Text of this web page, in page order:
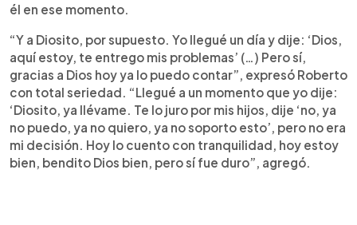
él en ese momento.
“Y a Diosito, por supuesto. Yo llegué un día y dije: ‘Dios,
aquí estoy, te entrego mis problemas’ (…) Pero sí,
gracias a Dios hoy ya lo puedo contar”, expresó Roberto
con total seriedad. “Llegué a un momento que yo dije:
‘Diosito, ya llévame. Te lo juro por mis hijos, dije ‘no, ya
no puedo, ya no quiero, ya no soporto esto’, pero no era
mi decisión. Hoy lo cuento con tranquilidad, hoy estoy
bien, bendito Dios bien, pero sí fue duro”, agregó.